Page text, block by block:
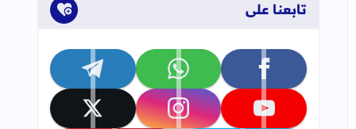
تابعنا على
تابعنا على facebook تابعنا على whatsapp تابعنا على telegram
تابعنا على youtube تابعنا على instagram تابعنا على x